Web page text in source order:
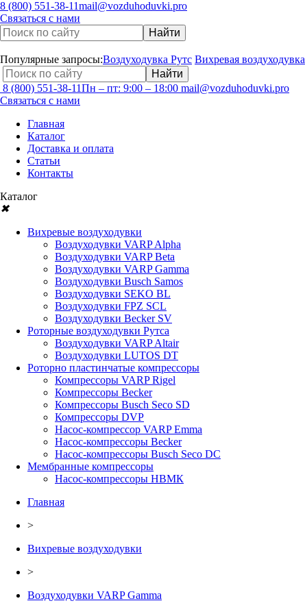
8 (800) 551-38-11mail@vozduhoduvki.pro
Связаться с нами
Популярные запросы:Воздуходувка Рутс Вихревая воздуходувка
8 (800) 551-38-11Пн – пт: 9:00 – 18:00 mail@vozduhoduvki.pro
Связаться с нами
Главная
Каталог
Доставка и оплата
Статьи
Контакты
Каталог
✖
Вихревые воздуходувки
Воздуходувки VARP Alpha
Воздуходувки VARP Beta
Воздуходувки VARP Gamma
Воздуходувки Busch Samos
Воздуходувки SEKO BL
Воздуходувки FPZ SCL
Воздуходувки Becker SV
Роторные воздуходувки Рутса
Воздуходувки VARP Altair
Воздуходувки LUTOS DT
Роторно пластинчатые компрессоры
Компрессоры VARP Rigel
Компрессоры Becker
Компрессоры Busch Seco SD
Компрессоры DVP
Насос-компрессор VARP Emma
Насос-компрессоры Becker
Насос-компрессоры Busch Seco DC
Мембранные компрессоры
Насос-компрессоры НВМК
Главная
>
Вихревые воздуходувки
>
Воздуходувки VARP Gamma